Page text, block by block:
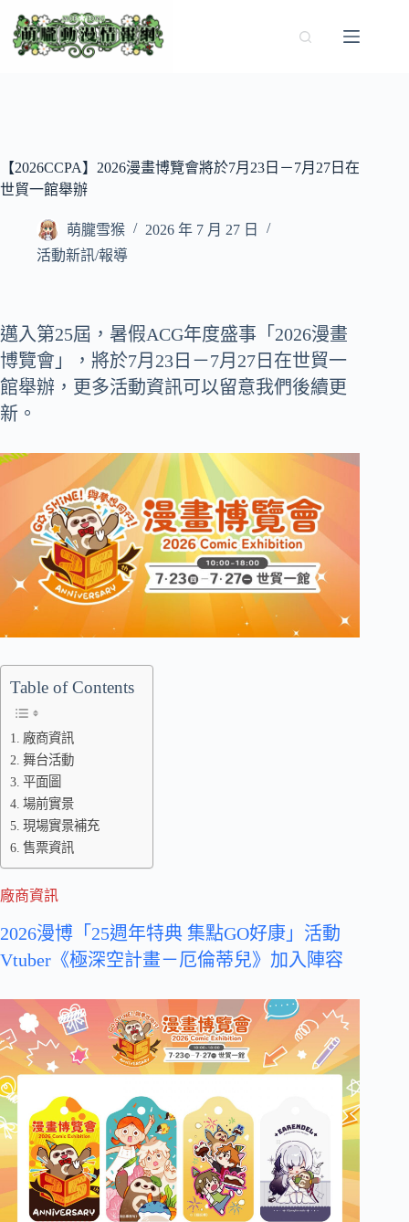
至
【2026CCPA】2026漫畫博覽會將於7月23日－7月27日在
世貿一館舉辦
萌朧雪猴
2026 年 7 月 27 日
活動新訊/報導
邁入第25屆，暑假ACG年度盛事「2026漫畫
博覽會」，將於7月23日－7月27日在世貿一
館舉辦，更多活動資訊可以留意我們後續更
新。
Table of Contents
廠商資訊
舞台活動
平面圖
場前實景
現場實景補充
售票資訊
廠商資訊
2026漫博「25週年特典 集點GO好康」活動
Vtuber《極深空計畫－厄倫蒂兒》加入陣容